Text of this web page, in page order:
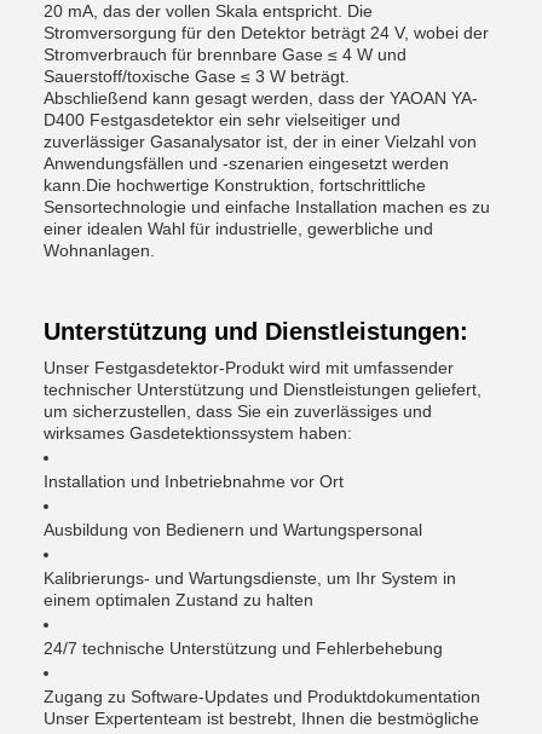
20 mA, das der vollen Skala entspricht. Die
Stromversorgung für den Detektor beträgt 24 V, wobei der
Stromverbrauch für brennbare Gase ≤ 4 W und
Sauerstoff/toxische Gase ≤ 3 W beträgt.
Abschließend kann gesagt werden, dass der YAOAN YA-
D400 Festgasdetektor ein sehr vielseitiger und
zuverlässiger Gasanalysator ist, der in einer Vielzahl von
Anwendungsfällen und -szenarien eingesetzt werden
kann.Die hochwertige Konstruktion, fortschrittliche
Sensortechnologie und einfache Installation machen es zu
einer idealen Wahl für industrielle, gewerbliche und
Wohnanlagen.
Unterstützung und Dienstleistungen:
Unser Festgasdetektor-Produkt wird mit umfassender
technischer Unterstützung und Dienstleistungen geliefert,
um sicherzustellen, dass Sie ein zuverlässiges und
wirksames Gasdetektionssystem haben:
Installation und Inbetriebnahme vor Ort
Ausbildung von Bedienern und Wartungspersonal
Kalibrierungs- und Wartungsdienste, um Ihr System in
einem optimalen Zustand zu halten
24/7 technische Unterstützung und Fehlerbehebung
Zugang zu Software-Updates und Produktdokumentation
Unser Expertenteam ist bestrebt, Ihnen die bestmögliche